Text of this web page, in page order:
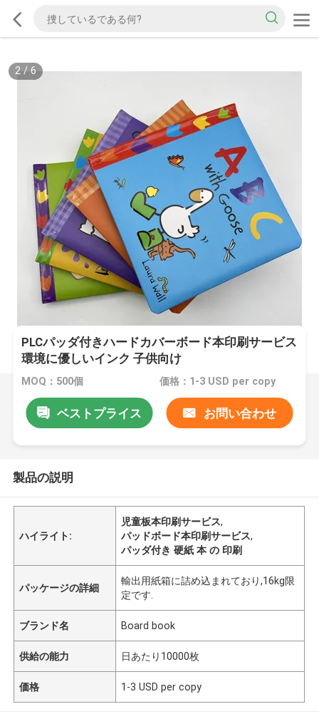
2/ 6
PLCパッダ付きハードカバーボード本印刷サービス
環境に優しいインク 子供向け
MOQ：500個 価格：1-3 USD per copy
ベストプライス お問い合わせ
製品の説明
ハイライト:
児童板本印刷サービス,
パッドボード本印刷サービス,
パッダ付き 硬紙 本 の 印刷
パッケージの詳細
輸出用紙箱に詰め込まれており,16kg限
定です.
ブランド名 Board book
供給の能力 日あたり10000枚
価格 1-3 USD per copy